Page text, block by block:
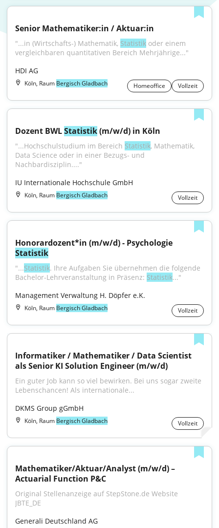
Senior Mathematiker:in / Aktuar:in
"...in (Wirt­schafts-) Mathe­matik, Statistik oder einem
vergleich­baren quanti­tativen Bereich Mehrjährige..."
HDI AG
Köln, Raum Bergisch Gladbach Homeoffice Vollzeit
Dozent BWL Statistik (m/w/d) in Köln
"...Hochschulstudium im Bereich Statistik, Mathematik,
Data Science oder in einer Bezugs- und
Nachbardisziplin...."
IU Internationale Hochschule GmbH
Köln, Raum Bergisch Gladbach Vollzeit
Statistik
"...Statistik. Ihre Aufgaben Sie übernehmen die folgende
Bachelor-Lehrveranstaltung in Präsenz: Statistik..."
Management Verwaltung H. Döpfer e.K.
Köln, Raum Bergisch Gladbach Vollzeit
Informatiker / Mathematiker / Data Scientist
als Senior KI Solution Engineer (m/w/d)
Ein guter Job kann so viel bewirken. Bei uns sogar zweite
Lebenschancen! Als internationale...
DKMS Group gGmbH
Köln, Raum Bergisch Gladbach Vollzeit
Mathematiker/Aktuar/Analyst (m/w/d) –
Actuarial Function P&C
Original Stellenanzeige auf StepStone.de Website
JBTE_DE
Generali Deutschland AG